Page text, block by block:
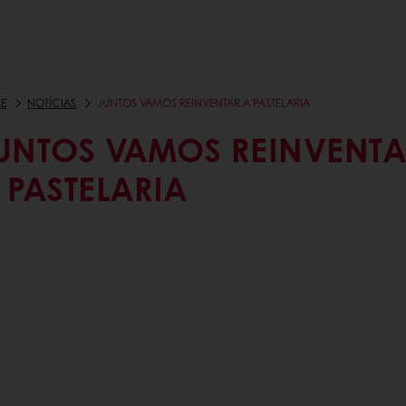
NOTÍCIAS JUNTOS VAMOS REINVENTAR A PASTELARIA
VAMOS